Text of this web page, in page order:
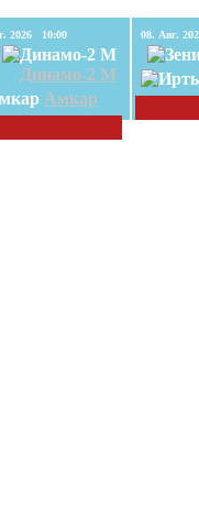
08. Авг. 2026 10:00
Динамо-2 М
Амкар